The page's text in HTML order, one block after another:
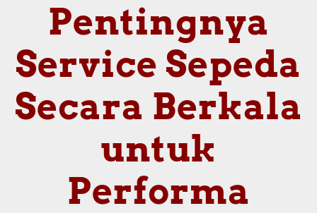
Pentingnya
Service Sepeda
Secara Berkala
untuk
Performa